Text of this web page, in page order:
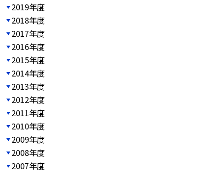
2019年度
2018年度
2017年度
2016年度
2015年度
2014年度
2013年度
2012年度
2011年度
2010年度
2009年度
2008年度
2007年度